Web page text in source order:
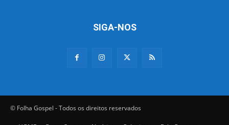
SIGA-NOS
© Folha Gospel - Todos os direitos reservados